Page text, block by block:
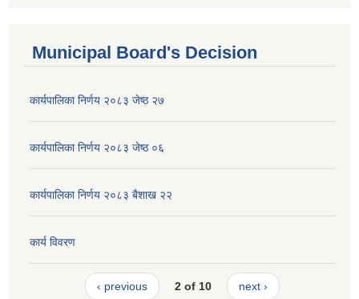
Municipal Board's Decision
कार्यपालिका निर्णय २०८३ जेष्ठ २७
कार्यपालिका निर्णय २०८३ जेष्ठ ०६
कार्यपालिका निर्णय २०८३ बैशाख २२
कार्य विवरण
‹ previous 2 of 10 next ›